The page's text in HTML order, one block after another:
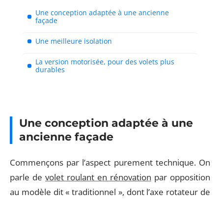
Une conception adaptée à une ancienne
façade
Une meilleure isolation
La version motorisée, pour des volets plus
durables
Une conception adaptée à une
ancienne façade
Commençons par l’aspect purement technique. On
parle de volet roulant en rénovation par opposition
au modèle dit « traditionnel », dont l’axe rotateur de